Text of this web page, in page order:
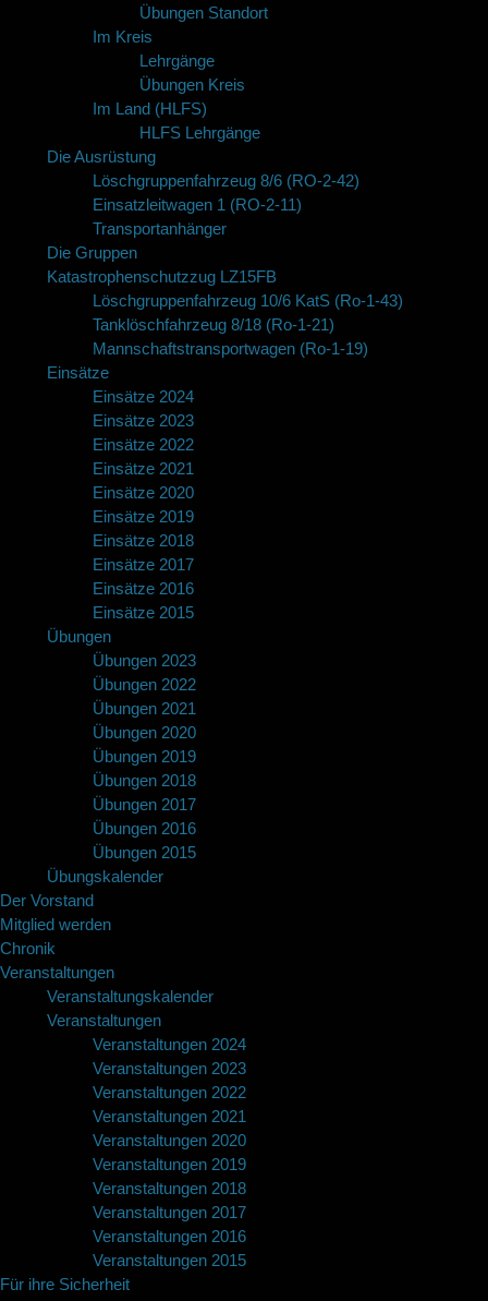
Übungen Standort
Im Kreis
Lehrgänge
Übungen Kreis
Im Land (HLFS)
HLFS Lehrgänge
Die Ausrüstung
Löschgruppenfahrzeug 8/6 (RO-2-42)
Einsatzleitwagen 1 (RO-2-11)
Transportanhänger
Die Gruppen
Katastrophenschutzzug LZ15FB
Löschgruppenfahrzeug 10/6 KatS (Ro-1-43)
Tanklöschfahrzeug 8/18 (Ro-1-21)
Mannschaftstransportwagen (Ro-1-19)
Einsätze
Einsätze 2024
Einsätze 2023
Einsätze 2022
Einsätze 2021
Einsätze 2020
Einsätze 2019
Einsätze 2018
Einsätze 2017
Einsätze 2016
Einsätze 2015
Übungen
Übungen 2023
Übungen 2022
Übungen 2021
Übungen 2020
Übungen 2019
Übungen 2018
Übungen 2017
Übungen 2016
Übungen 2015
Übungskalender
Der Vorstand
Mitglied werden
Chronik
Veranstaltungen
Veranstaltungskalender
Veranstaltungen
Veranstaltungen 2024
Veranstaltungen 2023
Veranstaltungen 2022
Veranstaltungen 2021
Veranstaltungen 2020
Veranstaltungen 2019
Veranstaltungen 2018
Veranstaltungen 2017
Veranstaltungen 2016
Veranstaltungen 2015
Für ihre Sicherheit